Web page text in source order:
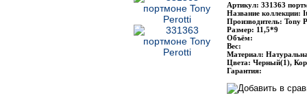
Артикул: 331363
Название коллекции:
Производитель: Tony
Размер: 11,5*9
Объём:
Вес:
Материал:
Цвета: Черный(1),
Гарантия: